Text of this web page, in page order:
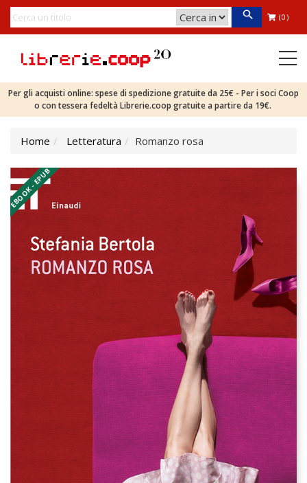
(0)
Per gli acquisti online: spese di spedizione gratuite da 25€ - Per i soci Coop
o con tessera fedeltà Librerie.coop gratuite a partire da 19€.
Home Letteratura Romanzo rosa
EBOOK - EPUB